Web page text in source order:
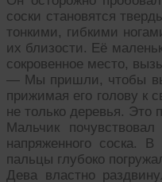
соски становятся
тонкими, гибкими
их близости. Её
сокровенное место,
— Мы пришли, чтобы
прижимая его голову
не только деревья. Это
Мальчик
напряженного соска.
пальцы глубоко
Дева властно